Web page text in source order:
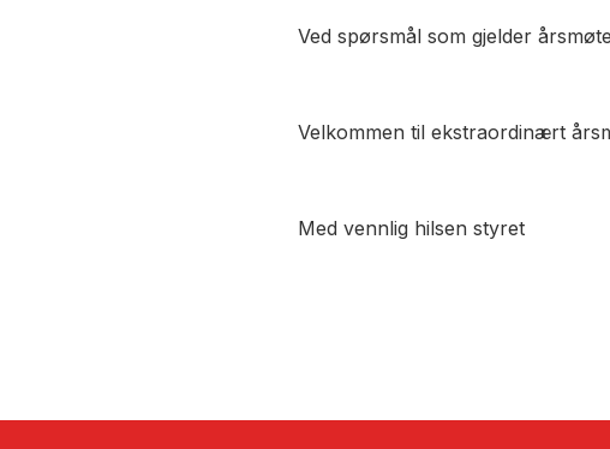
Ved spørsmål som gjelder
Velkommen til ekstraordinært
Med vennlig hilsen styret